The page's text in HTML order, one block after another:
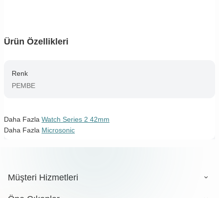
Ürün Özellikleri
Renk
PEMBE
Daha Fazla Watch Series 2 42mm
Daha Fazla Microsonic
Müşteri Hizmetleri